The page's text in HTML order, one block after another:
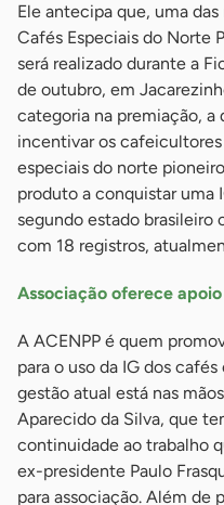
Ele antecipa que, uma
Cafés Especiais do Norte
será realizado durante a
de outubro, em
categoria na premiação, a
incentivar os
especiais do norte
produto a conquistar uma
segundo estado brasileiro
com 18 registros,
Associação oferece
A ACENPP é quem
para o uso da IG dos
gestão atual está nas
Aparecido da Silva, que
continuidade ao trabalho
ex-presidente Paulo
para associação. Além de